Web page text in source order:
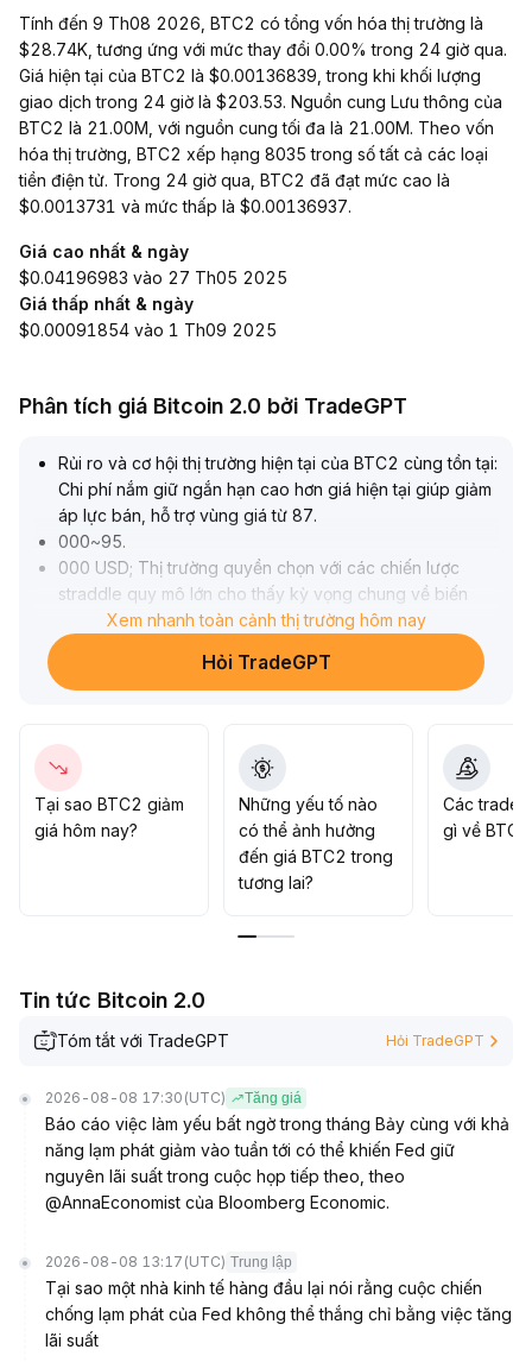
Tính đến 9 Th08 2026, BTC2 có tổng vốn hóa thị trường là
$28.74K, tương ứng với mức thay đổi 0.00% trong 24 giờ qua.
Giá hiện tại của BTC2 là $0.00136839, trong khi khối lượng
giao dịch trong 24 giờ là $203.53. Nguồn cung Lưu thông của
BTC2 là 21.00M, với nguồn cung tối đa là 21.00M. Theo vốn
hóa thị trường, BTC2 xếp hạng 8035 trong số tất cả các loại
tiền điện tử. Trong 24 giờ qua, BTC2 đã đạt mức cao là
$0.0013731 và mức thấp là $0.00136937.
Giá cao nhất & ngày
$0.04196983 vào 27 Th05 2025
Giá thấp nhất & ngày
$0.00091854 vào 1 Th09 2025
Phân tích giá Bitcoin 2.0 bởi TradeGPT
Rủi ro và cơ hội thị trường hiện tại của BTC2 cùng tồn tại:
Chi phí nắm giữ ngắn hạn cao hơn giá hiện tại giúp giảm
áp lực bán, hỗ trợ vùng giá từ 87.
000~95.
000 USD; Thị trường quyền chọn với các chiến lược
straddle quy mô lớn cho thấy kỳ vọng chung về biến
động mạnh, hướng chưa rõ nhưng khả năng dao động
mạnh tăng cao; Dòng tiền ETF quay trở lại và tổ chức
tham gia củng cố giá trị phân bổ trung-dài hạn, kỳ vọng
000 USD hoặc thủng 87
000 USD sẽ tạo ra những đợt thanh lý kép dẫn đến biến
động dữ dội.
Khuyến nghị chú ý kiểm soát rủi ro và quản lý vị thế linh
hoạt trong nhóm này, chờ tín hiệu phá vỡ giá then chốt,
ưu tiên bố trí cơ hội phân bổ tài sản dài hạn
Xem nhanh toàn cảnh thị trường hôm nay
Hỏi TradeGPT
Tại sao BTC2 giảm
giá hôm nay?
Những yếu tố nào
có thể ảnh hưởng
đến giá BTC2 trong
tương lai?
Các trader
gì về
Tin tức Bitcoin 2.0
Tóm tắt với TradeGPT Hỏi TradeGPT
2026-08-08 17:30 (UTC) Tăng giá
Báo cáo việc làm yếu bất ngờ trong tháng Bảy cùng với khả
năng lạm phát giảm vào tuần tới có thể khiến Fed giữ
nguyên lãi suất trong cuộc họp tiếp theo, theo
@AnnaEconomist của Bloomberg Economic.
2026-08-08 13:17 (UTC) Trung lập
Tại sao một nhà kinh tế hàng đầu lại nói rằng cuộc chiến
chống lạm phát của Fed không thể thắng chỉ bằng việc tăng
lãi suất